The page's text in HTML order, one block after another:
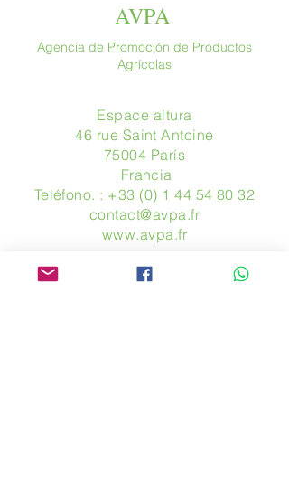
AVPA
Agencia de Promoción de Productos
Agrícolas
Espace altura
46 rue Saint Antoine
75004 París
​ Francia
Teléfono. : +33 (0) 1 44 54 80 32
contact@avpa.fr
www.avpa.fr